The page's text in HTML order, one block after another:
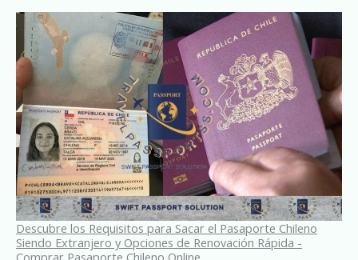
Descubre los Requisitos para Sacar el Pasaporte Chileno
Siendo Extranjero y Opciones de Renovación Rápida -
Comprar Pasaporte Chileno Online